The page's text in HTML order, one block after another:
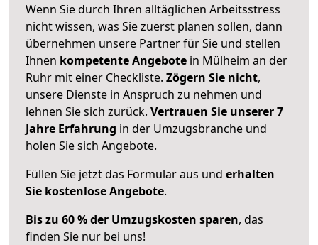
Wenn Sie durch Ihren alltäglichen Arbeitsstress
nicht wissen, was Sie zuerst planen sollen, dann
übernehmen unsere Partner für Sie und stellen
Ihnen kompetente Angebote in Mülheim an der
Ruhr mit einer Checkliste. Zögern Sie nicht,
unsere Dienste in Anspruch zu nehmen und
lehnen Sie sich zurück. Vertrauen Sie unserer 7
Jahre Erfahrung in der Umzugsbranche und
holen Sie sich Angebote.
Füllen Sie jetzt das Formular aus und erhalten
Sie kostenlose Angebote.
Bis zu 60 % der Umzugskosten sparen, das
finden Sie nur bei uns!